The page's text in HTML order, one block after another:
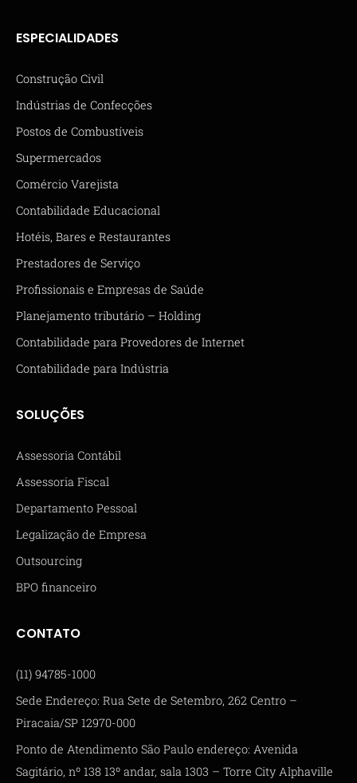
ESPECIALIDADES
Construção Civil
Indústrias de Confecções
Postos de Combustíveis
Supermercados
Comércio Varejista
Contabilidade Educacional
Hotéis, Bares e Restaurantes
Prestadores de Serviço
Profissionais e Empresas de Saúde
Planejamento tributário – Holding
Contabilidade para Provedores de Internet
Contabilidade para Indústria
SOLUÇÕES
Assessoria Contábil
Assessoria Fiscal
Departamento Pessoal
Legalização de Empresa
Outsourcing
BPO financeiro
CONTATO
(11) 94785-1000
Sede Endereço: Rua Sete de Setembro, 262 Centro –
Piracaia/SP 12970-000
Ponto de Atendimento São Paulo endereço: Avenida
Sagitário, nº 138 13º andar, sala 1303 – Torre City Alphaville